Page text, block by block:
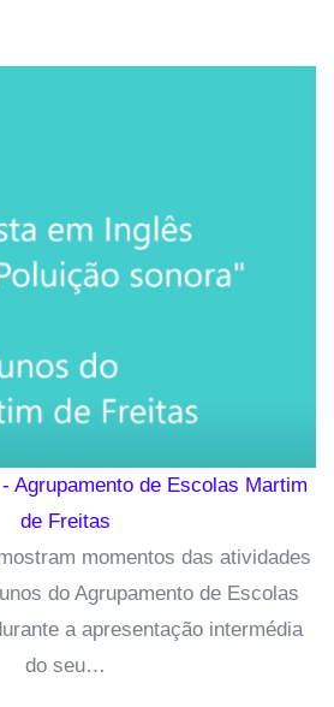
Agrupamento de Escolas Martim
de Freitas
momentos das atividades
do Agrupamento de Escolas
a apresentação intermédia
do seu…